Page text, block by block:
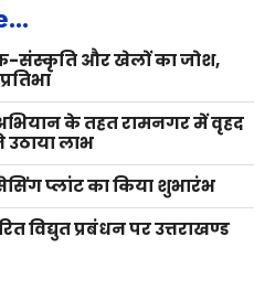
संस्कृति और खेलों का जोश,
के तहत रामनगर में वृहद
उठाया लाभ
प्लांट का किया शुभारंभ
विद्युत प्रबंधन पर उत्तराखण्ड